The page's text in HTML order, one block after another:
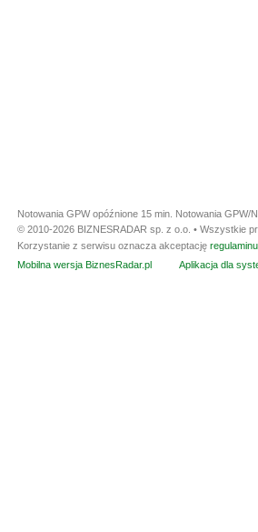
Notowania GPW opóźnione 15 min. Notowania GPW/
© 2010-2026 BIZNESRADAR sp. z o.o. • Wszystkie
Korzystanie z serwisu oznacza akceptację regulaminu
Mobilna wersja BiznesRadar.pl
Aplikacja dla